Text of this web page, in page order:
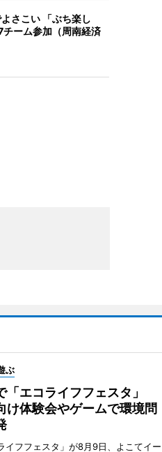
さこい 「ぶち楽し
ーム参加（周南経済
ぶ
「エコライフフェスタ」
け体験会やゲームで環境問
イフフェスタ」が8月9日、よこてイー